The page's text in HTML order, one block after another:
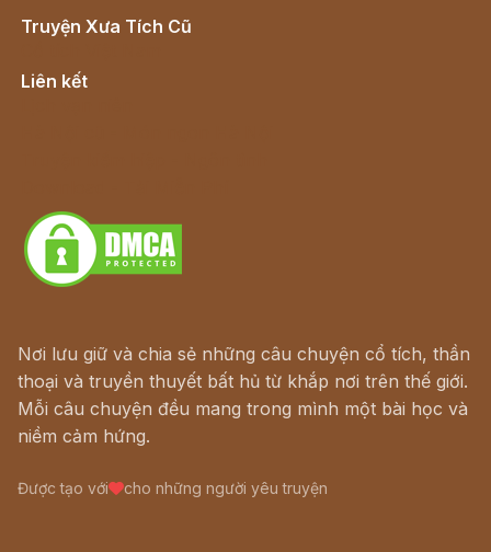
Truyện Xưa Tích Cũ
Liên kết
Nơi lưu giữ và chia sẻ những câu chuyện cổ tích, thần
thoại và truyền thuyết bất hủ từ khắp nơi trên thế giới.
Mỗi câu chuyện đều mang trong mình một bài học và
niềm cảm hứng.
Được tạo với cho những người yêu truyện